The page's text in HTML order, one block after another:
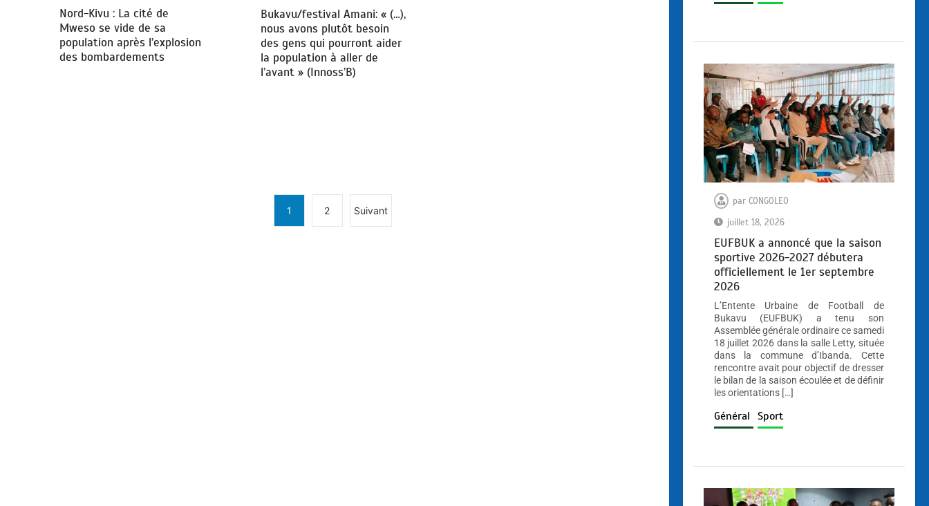
Nord-Kivu : La cité de
Mweso se vide de sa
population après l’explosion
des bombardements
Bukavu/festival Amani: « (…),
nous avons plutôt besoin
des gens qui pourront aider
la population à aller de
l’avant » (Innoss’B)
1 2 Suivant
par CONGOLEO
juillet 18, 2026
EUFBUK a annoncé que la saison
sportive 2026-2027 débutera
officiellement le 1er septembre
2026
L’Entente Urbaine de Football de
Bukavu (EUFBUK) a tenu son
Assemblée générale ordinaire ce samedi
18 juillet 2026 dans la salle Letty, située
dans la commune d’Ibanda. Cette
rencontre avait pour objectif de dresser
le bilan de la saison écoulée et de définir
les orientations […]
Général Sport